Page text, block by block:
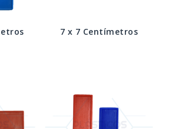
7 x 7 Centímetros